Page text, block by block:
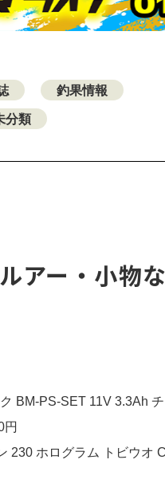
釣果情報
分類
アー・小物
BM-PS-SET 11V 3.3Ah
230 ホログラム トビウ